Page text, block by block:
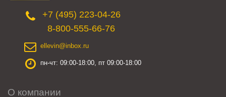
+7 (495) 223-04-26
8-800-555-66-76
ellevin@inbox.ru
пн-чт: 09:00-18:00, пт 09:00-18:00
О компании